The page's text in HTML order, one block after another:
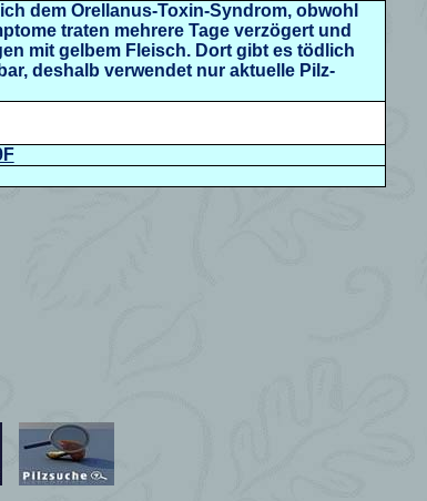
dem Orellanus-Toxin-Syndrom, obwohl
traten mehrere Tage verzögert und
mit gelbem Fleisch. Dort gibt es tödlich
deshalb verwendet nur aktuelle Pilz-